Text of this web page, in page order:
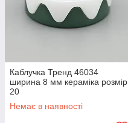
Каблучка Тренд 46034
ширина 8 мм кераміка розмір
20
Немає в наявності